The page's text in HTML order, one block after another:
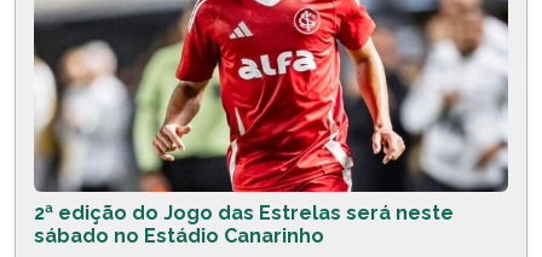
2ª edição do Jogo das Estrelas será neste
sábado no Estádio Canarinho